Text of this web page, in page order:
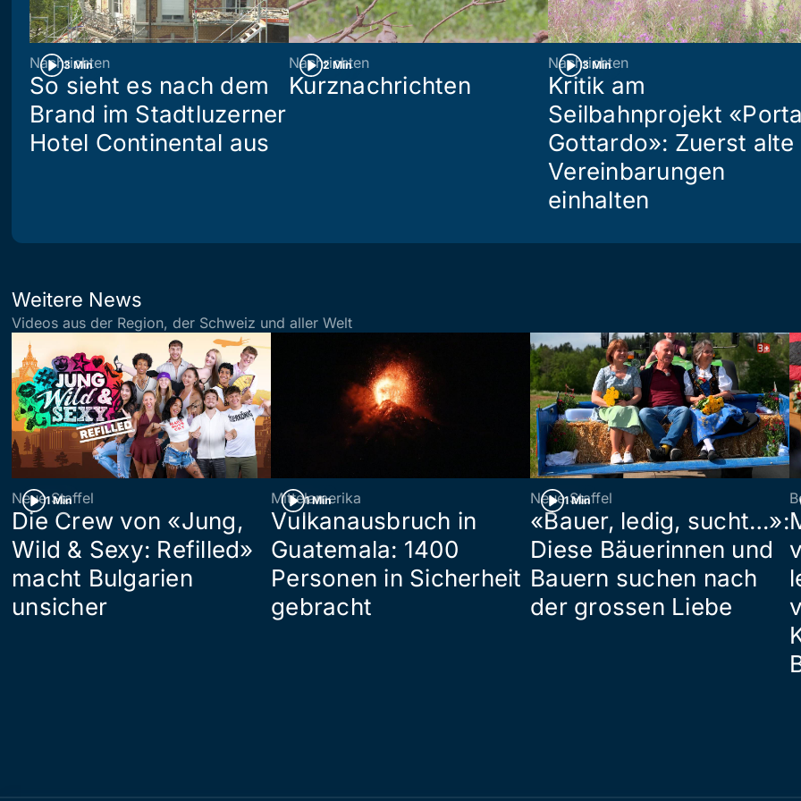
3 Min
Nachrichten
So sieht es nach dem
Brand im Stadtluzerner
Hotel Continental aus
2 Min
Nachrichten
Kurznachrichten
3 Min
Nachrichten
Kritik am
Seilbahnprojekt «Porta
Gottardo»: Zuerst alte
Vereinbarungen
einhalten
Weitere News
Videos aus der Region, der Schweiz und aller Welt
1 Min
Neue Staffel
Die Crew von «Jung,
Wild & Sexy: Refilled»
macht Bulgarien
unsicher
1 Min
Mittelamerika
Vulkanausbruch in
Guatemala: 1400
Personen in Sicherheit
gebracht
1 Min
Neue Staffel
«Bauer, ledig, sucht…»:
Diese Bäuerinnen und
Bauern suchen nach
der grossen Liebe